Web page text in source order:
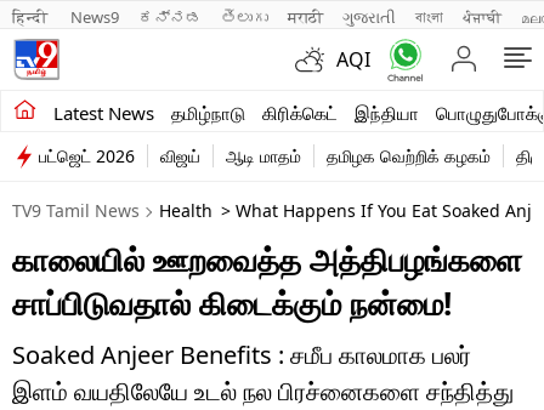
हिन्दी News9 ಕನ್ನಡ తెలుగు मराठी ગુજરાતી বাংলা ਪੰਜਾਬੀ
AQI
Latest News தமிழ்நாடு கிரிக்கெட் இந்தியா
சமீபத்திய செய்திகள்
தமிழ்நாடு
இந்தியா
உலகம்
விளையாட்டு
பொழுதுபோக்கு
பட்ஜெட் 2026 விஜய் ஆடி மாதம் தமிழக வெற்றிக் கழகம்
TV9 Tamil News Health > What Happens If You Eat Soaked
காலையில் ஊறவைத்த அத்திபழங்களை
சாப்பிடுவதால் கிடைக்கும் நன்மை!
Soaked Anjeer Benefits : சமீப காலமாக பலர்
இளம் வயதிலேயே உடல் நல பிரச்னைகளை சந்தித்து